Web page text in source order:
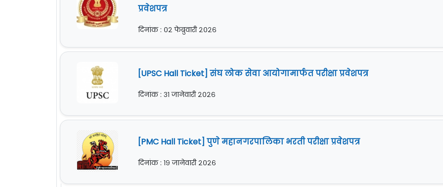
प्रवेशपत्र
दिनांक : ०२ फेब्रुवारी २०२६
[UPSC Hall Ticket] संघ लोक सेवा आयोगामार्फत परीक्षा प्रवेशपत्र
दिनांक : ३१ जानेवारी २०२६
[PMC Hall Ticket] पुणे महानगरपालिका भरती परीक्षा प्रवेशपत्र
दिनांक : १९ जानेवारी २०२६